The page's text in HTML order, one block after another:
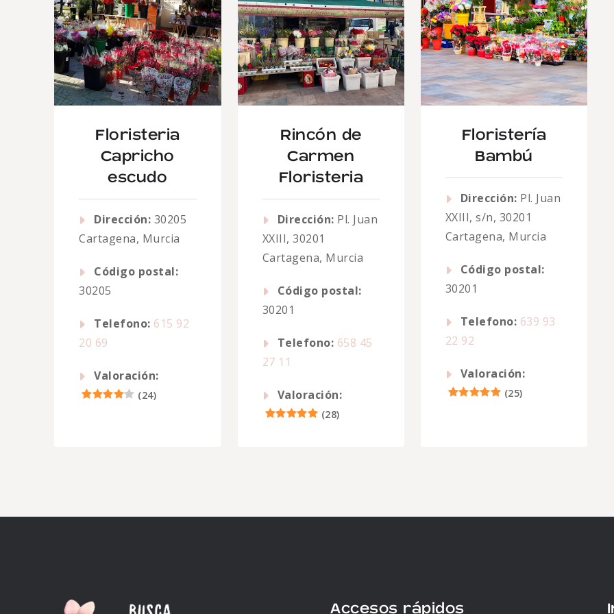
Floristeria
Capricho
escudo
Dirección: 30205
Cartagena, Murcia
Código postal:
30205
Telefono: 615 92
20 69
Valoración:
(24)
Rincón de
Carmen
Floristeria
Dirección: Pl. Juan
XXIII, 30201
Cartagena, Murcia
Código postal:
30201
Telefono: 658 45
27 11
Valoración:
(28)
Floristería
Bambú
Dirección: Pl. Juan
XXIII, s/n, 30201
Cartagena, Murcia
Código postal:
30201
Telefono: 639 93
22 92
Valoración:
(25)
Accesos rápidos